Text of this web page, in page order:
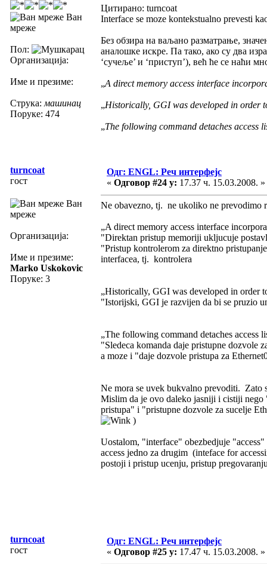
Ван
мреже
Пол:
Организација:
Име и презиме:
Струка: машинац
Поруке: 474
Цитирано: turncoat
Interface se moze kontekstualno prevesti
Без обзира на ваљано разматрање,
аналошке искре. Па тако, ако су два
‘сучеље’ и ‘приступ’), већ ће се наћи
„A direct memory access interface
„Historically, GGI was developed in order
„The following command detaches access
turncoat
гост
Ван
мреже
Организација:
Име и презиме:
Marko Uskokovic
Поруке: 3
Одг: ENGL: Реч интерфејс
« Одговор #24 у: 17.37 ч. 15.03.2008. »
Ne obavezno, tj. ne ukoliko ne prevodimo
„A direct memory access interface
"Direktan pristup memoriji ukljucuje
"Pristup kontrolerom za direktno
interfacea, tj. kontrolera
„Historically, GGI was developed in order
"Istorijski, GGI je razvijen da bi se pruzio
„The following command detaches access
"Sledeca komanda daje pristupne dozvole
a moze i "daje dozvole pristupa za
Ne mora se uvek bukvalno prevoditi. Zato
Mislim da je ovo daleko jasniji i cistiji
pristupa" i "pristupne dozvole za sucelje
)
Uostalom, "interface" obezbedjuje
access jedno za drugim (inteface for
postoji i pristup ucenju, pristup
turncoat
гост
Одг: ENGL: Реч интерфејс
« Одговор #25 у: 17.47 ч. 15.03.2008. »